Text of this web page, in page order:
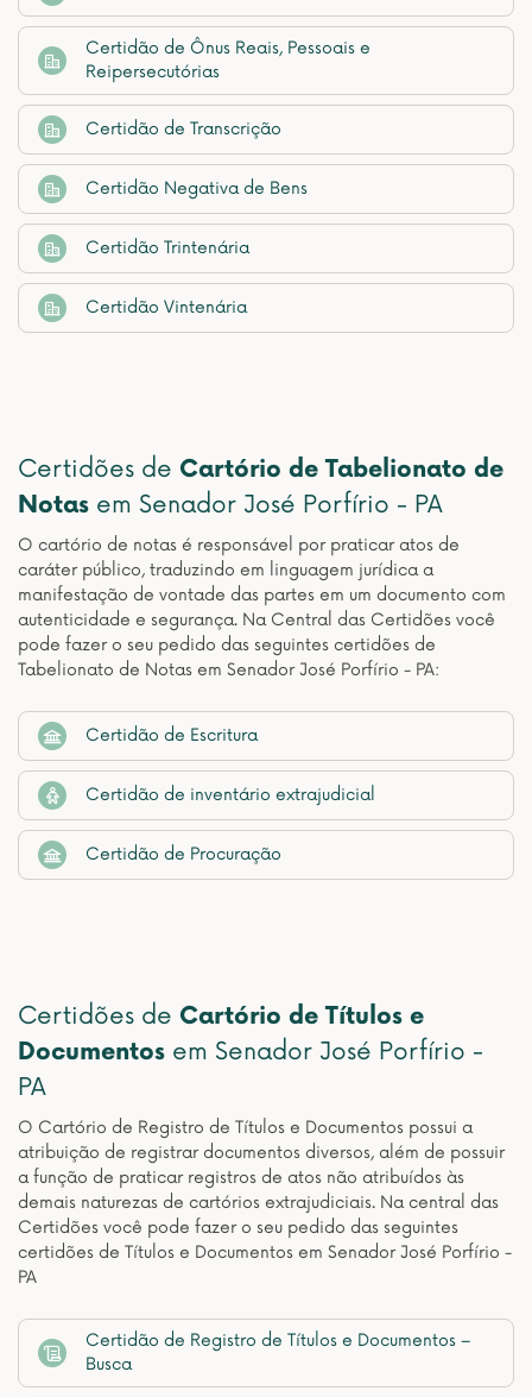
Certidão de Ônus Reais, Pessoais e
Reipersecutórias
Certidão de Transcrição
Certidão Negativa de Bens
Certidão Trintenária
Certidão Vintenária
Certidões de Cartório de Tabelionato de
Notas em Senador José Porfírio - PA
O cartório de notas é responsável por praticar atos de
caráter público, traduzindo em linguagem jurídica a
manifestação de vontade das partes em um documento com
autenticidade e segurança. Na Central das Certidões você
pode fazer o seu pedido das seguintes certidões de
Tabelionato de Notas em Senador José Porfírio - PA:
Certidão de Escritura
Certidão de inventário extrajudicial
Certidão de Procuração
Certidões de Cartório de Títulos e
Documentos em Senador José Porfírio -
PA
O Cartório de Registro de Títulos e Documentos possui a
atribuição de registrar documentos diversos, além de possuir
a função de praticar registros de atos não atribuídos às
demais naturezas de cartórios extrajudiciais. Na central das
Certidões você pode fazer o seu pedido das seguintes
certidões de Títulos e Documentos em Senador José Porfírio -
PA
Certidão de Registro de Títulos e Documentos –
Busca